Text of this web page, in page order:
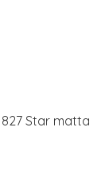
827 Star matta